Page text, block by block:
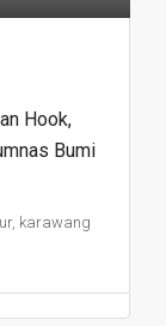
Hook,
Bumi
karawang